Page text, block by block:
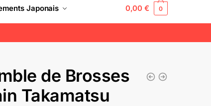
Japonais 0,00€ 0
de Brosses
Takamatsu